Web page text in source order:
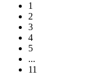
1
2
3
4
5
...
11